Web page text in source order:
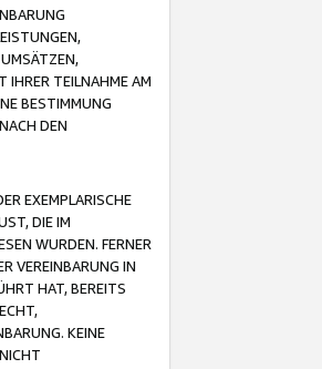
IHRER TEILNAHME AM
BESTIMMUNG
DEN
EXEMPLARISCHE
DIE IM
WURDEN. FERNER
VEREINBARUNG IN
HAT, BEREITS
KEINE